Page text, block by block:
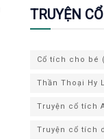
TRUYỆN
Cổ tích cho bé
Thần Thoại Hy
Truyện cổ tích
Truyện cổ tích